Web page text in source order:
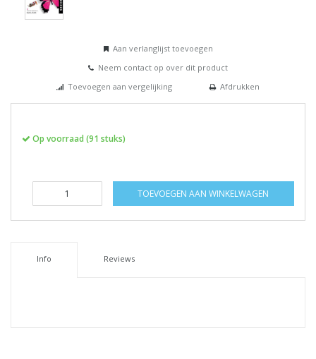
Aan verlanglijst toevoegen
Neem contact op over dit product
Toevoegen aan vergelijking
Afdrukken
Op voorraad (91 stuks)
TOEVOEGEN AAN WINKELWAGEN
Info Reviews